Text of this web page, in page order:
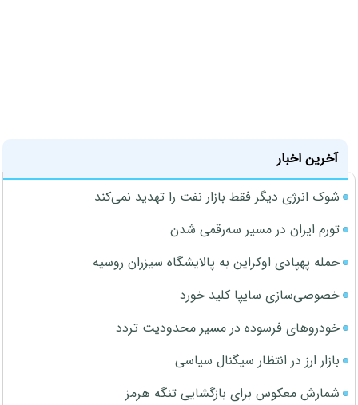
آخرین اخبار
شوک انرژی دیگر فقط بازار نفت را تهدید نمی‌کند
تورم ایران در مسیر سه‌رقمی شدن
حمله پهپادی اوکراین به پالایشگاه سیزران روسیه
خصوصی‌سازی سایپا کلید خورد
خودروهای فرسوده در مسیر محدودیت تردد
بازار ارز در انتظار سیگنال سیاسی
شمارش معکوس برای بازگشایی تنگه هرمز